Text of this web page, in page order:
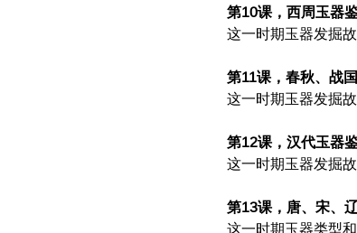
第10课，西周玉器
这一时期玉器发掘
第11课，春秋、战
这一时期玉器发掘
第12课，汉代玉器
这一时期玉器发掘
第13课，唐、宋、
这一时期玉器类型